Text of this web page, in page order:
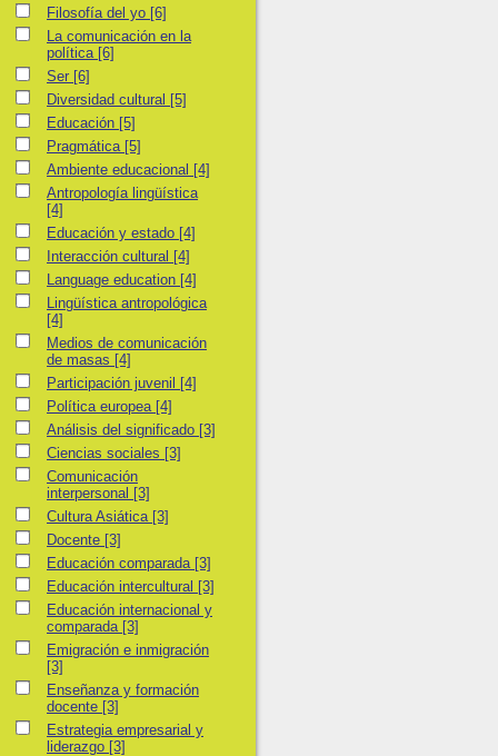
Filosofía del yo
Filosofía del yo [6]
La comunicación en la política
La comunicación en la
política [6]
Ser
Ser [6]
Diversidad cultural
Diversidad cultural [5]
EducaciónEducación [5]
Pragmática
Pragmática [5]
Ambiente educacional
Ambiente educacional [4]
Antropología lingüística
Antropología lingüística
[4]
Educación y estado
Educación y estado [4]
Interacción cultural
Interacción cultural [4]
Language education
Language education [4]
Lingüística antropológica
Lingüística antropológica
[4]
Medios de comunicación de masas
Medios de comunicación
de masas [4]
Participación juvenil
Participación juvenil
[4]
Política europea
Política europea [4]
Análisis del significado
Análisis del significado [3]
Ciencias sociales
Ciencias sociales [3]
Comunicación interpersonal
Comunicación
interpersonal [3]
Cultura Asiática
Cultura Asiática [3]
DocenteDocente [3]
Educación comparada
Educación comparada [3]
Educación intercultural
Educación intercultural [3]
Educación internacional y comparada
Educación internacional y
comparada [3]
Emigración e inmigración
Emigración e inmigración
[3]
Enseñanza y formación docente
Enseñanza y formación
docente [3]
Estrategia empresarial y liderazgo
Estrategia empresarial y
liderazgo [3]